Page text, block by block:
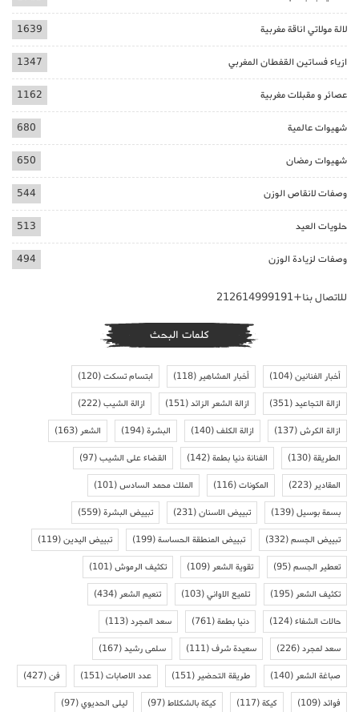
لالة مولاتي اناقة مغربية 1639
ازياء فساتين القفطان المغربي 1347
عصائر و مقبلات مغربية 1162
شهيوات عالمية 680
شهيوات رمضان 650
وصفات لانقاص الوزن 544
حلويات العيد 513
وصفات لزيادة الوزن 494
للاتصال بنا+212614999191
كلمات البحث
أخبار الفنانين(104) أخبار المشاهير(118) ابتسام تسكت(120)
ازالة التجاعيد(351) ازالة الشعر الزائد(151) ازالة الشيب(222)
ازالة الكرش(137) ازالة الكلف(140) البشرة(194) الشعر(163)
الطريقة(130) الفنانة دنيا بطمة(142) القضاء على الشيب(97)
المقادير(223) المكونات(116) الملك محمد السادس(101)
بسمة بوسيل(139) تبييض الاسنان(231) تبييض البشرة(559)
تبييض الجسم(332) تبييض المنطقة الحساسة(199) تبييض اليدين(119)
تعطير الجسم(95) تقوية الشعر(109) تكثيف الرموش(101)
تكثيف الشعر(195) تلميع الاواني(103) تنعيم الشعر(434)
حالات الشفاء(124) دنيا بطمة(761) سعد المجرد(113)
سعد لمجرد(226) سعيدة شرف(111) سلمى رشيد(167)
صباغة الشعر(140) طريقة التحضير(151) عدد الاصابات(151) فن(427)
فوائد(109) كيكة(117) كيكة بالشكلاط(97) ليلى الحديوي(97)